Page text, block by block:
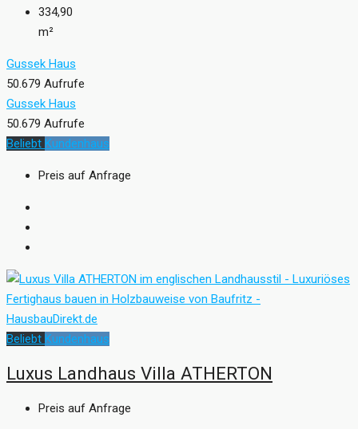
334,90
m²
Gussek Haus
50.679 Aufrufe
Gussek Haus
50.679 Aufrufe
Beliebt Kundenhaus
Preis auf Anfrage
Beliebt Kundenhaus
Luxus Landhaus Villa ATHERTON
Preis auf Anfrage